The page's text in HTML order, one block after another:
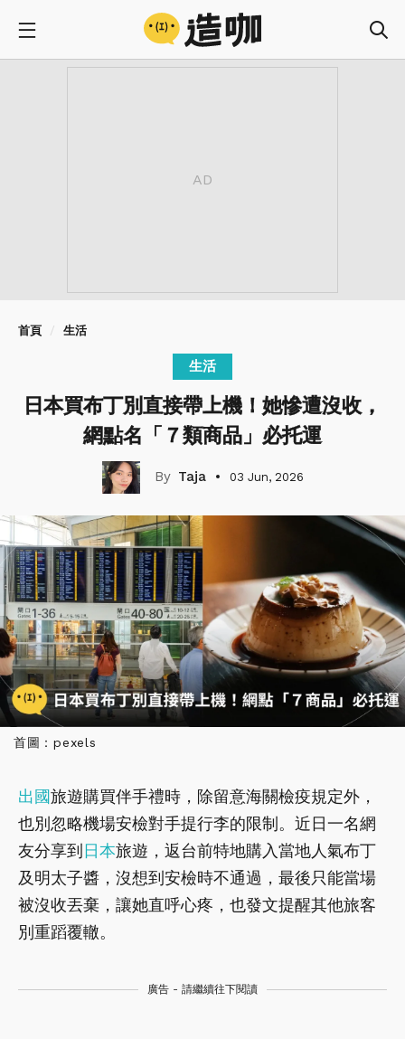
首頁 生活
生活
日本買布丁別直接帶上機！她慘遭沒收，
網點名「７類商品」必托運
Taja 03 Jun, 2026
首圖：pexels
出國旅遊購買伴手禮時，除留意海關檢疫規定外，
也別忽略機場安檢對手提行李的限制。近日一名網
友分享到 日本旅遊，返台前特地購入當地人氣布丁
及明太子醬，沒想到安檢時不通過，最後只能當場
被沒收丟棄，讓她直呼心疼，也發文提醒其他旅客
別重蹈覆轍。
廣告 - 請繼續往下閱讀